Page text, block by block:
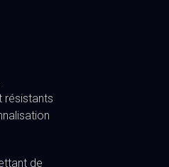
résistants
de